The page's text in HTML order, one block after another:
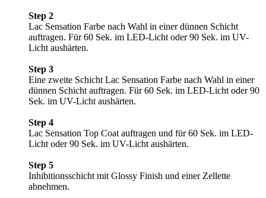
Step 2
Lac Sensation Farbe nach Wahl in einer dünnen Schicht
auftragen. Für 60 Sek. im LED-Licht oder 90 Sek. im UV-
Licht aushärten.
Step 3
Eine zweite Schicht Lac Sensation Farbe nach Wahl in einer
dünnen Schicht auftragen. Für 60 Sek. im LED-Licht oder 90
Sek. im UV-Licht aushärten.
Step 4
Lac Sensation Top Coat auftragen und für 60 Sek. im LED-
Licht oder 90 Sek. im UV-Licht aushärten.
Step 5
Inhibitionsschicht mit Glossy Finish und einer Zellette
abnehmen.